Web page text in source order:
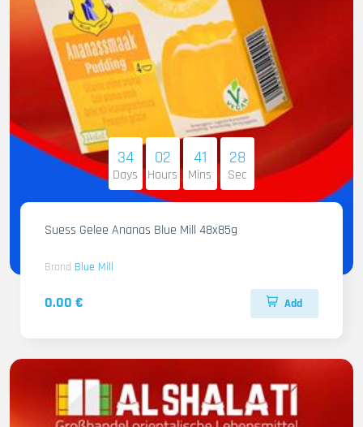
34
Days
02
Hours
41
Mins
26
Sec
Suess Gelee Ananas Blue Mill 48x85g
Brand Blue Mill
0.00 € Add